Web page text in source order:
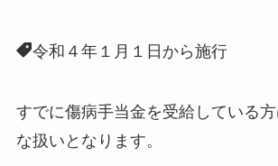
令和４年１月１日から施行
すでに傷病手当金を受給している
な扱いとなります。